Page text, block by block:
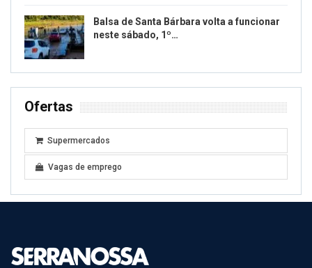
Balsa de Santa Bárbara volta a funcionar
neste sábado, 1º…
Ofertas
Supermercados
Vagas de emprego